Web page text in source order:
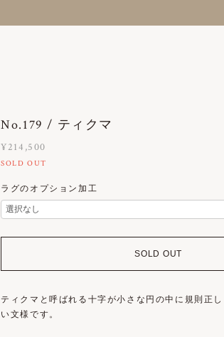
No.179 / ティクマ
¥214,500
SOLD OUT
ラグのオプション加工
SOLD OUT
ティクマと呼ばれる十字が小さな円の中に規則正
い文様です。